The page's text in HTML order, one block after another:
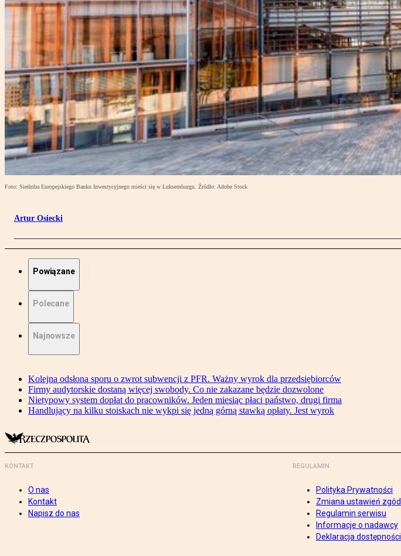
Foto: Siedziba Europejskiego Banku Inwestycyjnego mieści się w Luksemburgu. Źródło: Adobe Stock
Artur Osiecki
Powiązane
Polecane
Najnowsze
Kolejna odsłona sporu o zwrot subwencji z PFR. Ważny wyrok dla przedsiębiorców
Firmy audytorskie dostaną więcej swobody. Co nie zakazane będzie dozwolone
Nietypowy system dopłat do pracowników. Jeden miesiąc płaci państwo, drugi firma
Handlujący na kilku stoiskach nie wykpi się jedną górną stawką opłaty. Jest wyrok
KONTAKT
O nas
Kontakt
Napisz do nas
REGULAMIN
Polityka Prywatności
Zmiana ustawień zgód
Regulamin serwisu
Informacje o nadawcy
Deklaracja dostępności